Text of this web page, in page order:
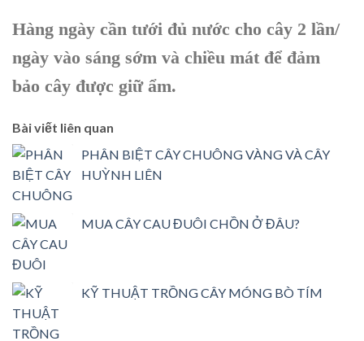
Hàng ngày cần tưới đủ nước cho cây 2 lần/
ngày vào sáng sớm và chiều mát để đảm
bảo cây được giữ ẩm.
Bài viết liên quan
PHÂN BIỆT CÂY CHUÔNG VÀNG VÀ CÂY
HUỲNH LIÊN
MUA CÂY CAU ĐUÔI CHỒN Ở ĐÂU?
KỸ THUẬT TRỒNG CÂY MÓNG BÒ TÍM